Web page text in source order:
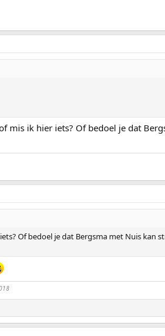
mis ik hier iets? Of bedoel je dat
Of bedoel je dat Bergsma met Nuis kan